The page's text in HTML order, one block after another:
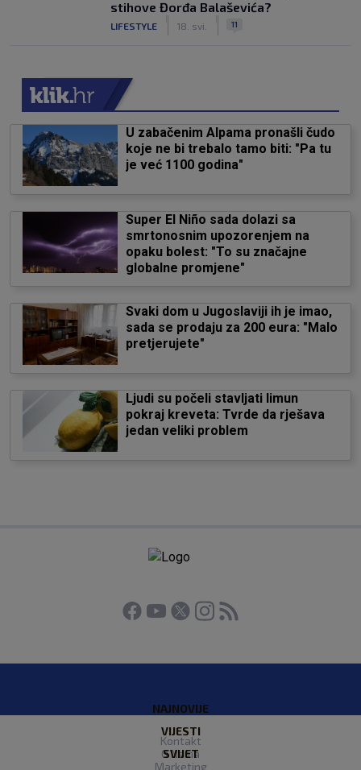
stihove Đorđa Balaševića?
LIFESTYLE 18. svi. 11
U zabačenim Alpama pronašli čudo
koje ne bi trebalo tamo biti: "Pa tu
je već 1100 godina"
Super El Niño sada dolazi sa
smrtonosnim upozorenjem na
opaku bolest: "To su značajne
globalne promjene"
Svaki dom u Jugoslaviji ih je imao,
sada se prodaju za 200 eura: "Malo
pretjerujete"
Ljudi su počeli stavljati limun
pokraj kreveta: Tvrde da rješava
jedan veliki problem
NAJNOVIJE
VIJESTI
SVIJET
Kontakt
O Nama
Marketing